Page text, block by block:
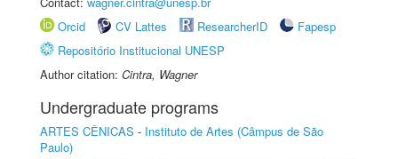
Orcid
CV Lattes ResearcherID
Fapesp
Repositório Institucional UNESP
Author citation: Cintra, Wagner
Undergraduate programs
ARTES CÊNICAS - Instituto de Artes (Câmpus de São
Paulo)